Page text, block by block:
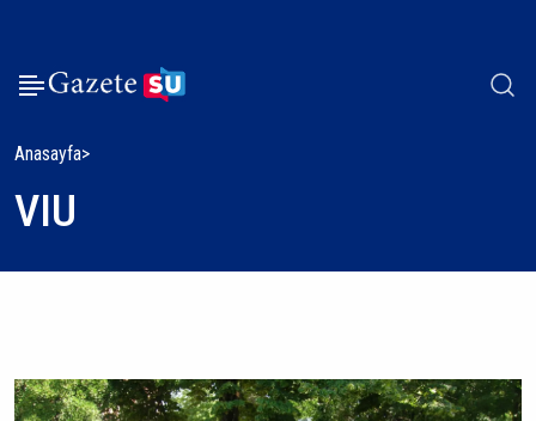
Anasayfa
VIU